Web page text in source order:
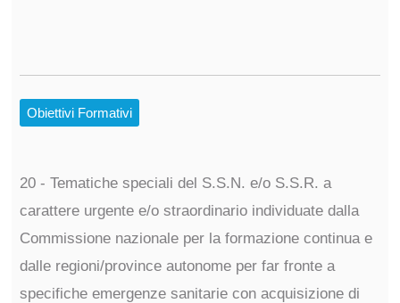
Obiettivi Formativi
20 - Tematiche speciali del S.S.N. e/o S.S.R. a
carattere urgente e/o straordinario individuate dalla
Commissione nazionale per la formazione continua e
dalle regioni/province autonome per far fronte a
specifiche emergenze sanitarie con acquisizione di